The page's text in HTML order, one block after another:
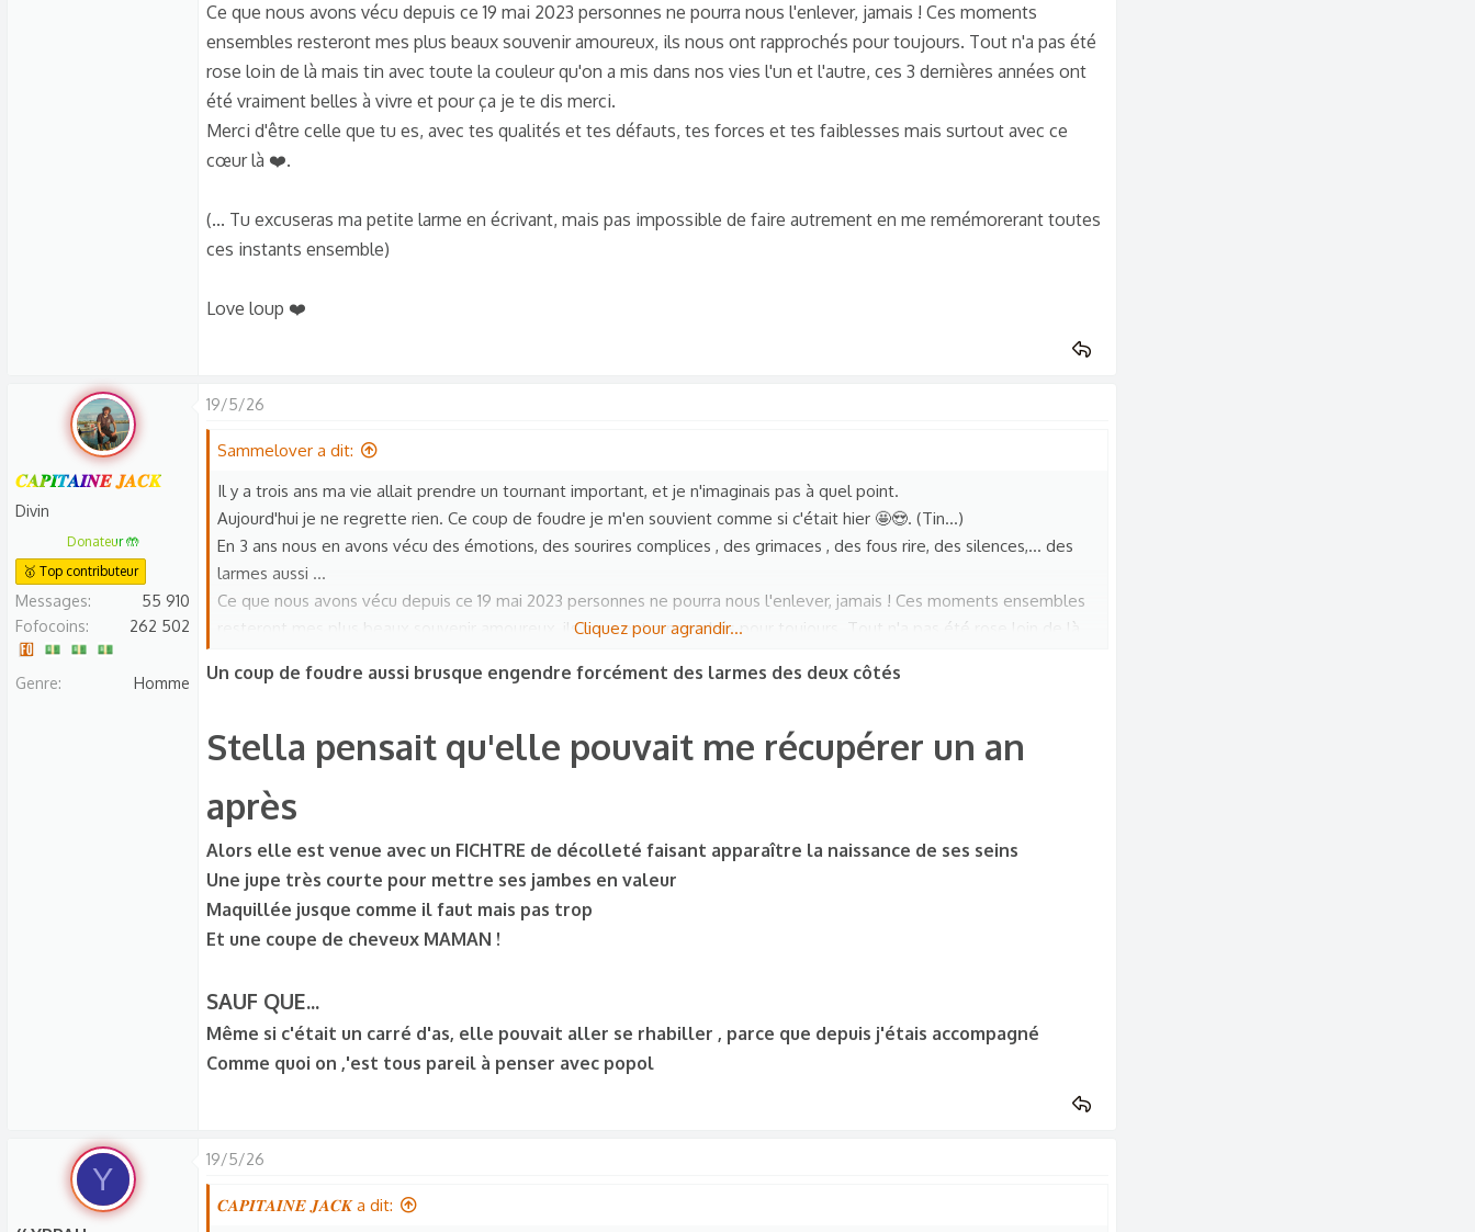
Ce que nous avons vécu depuis ce 19 mai 2023 personnes ne pourra nous l'enlever, jamais ! Ces moments
ensembles resteront mes plus beaux souvenir amoureux, ils nous ont rapprochés pour toujours. Tout n'a pas été
rose loin de là mais tin avec toute la couleur qu'on a mis dans nos vies l'un et l'autre, ces 3 dernières années ont
été vraiment belles à vivre et pour ça je te dis merci.
Merci d'être celle que tu es, avec tes qualités et tes défauts, tes forces et tes faiblesses mais surtout avec ce
cœur là ❤️.
(... Tu excuseras ma petite larme en écrivant, mais pas impossible de faire autrement en me remémorerant toutes
ces instants ensemble)
Love loup ❤️
𝑪𝑨𝑷𝑰𝑻𝑨𝑰𝑵𝑬 𝑱𝑨𝑪𝑲
Divin
Donateur 🤲
🥇 Top contributeur
Messages
55 910
Fofocoins
262 502
Genre Homme
19/5/26
Sammelover a dit:
Il y a trois ans ma vie allait prendre un tournant important, et je n'imaginais pas à quel point.
Aujourd'hui je ne regrette rien. Ce coup de foudre je m'en souvient comme si c'était hier 🤩😍. (Tin...)
En 3 ans nous en avons vécu des émotions, des sourires complices , des grimaces , des fous rire, des silences,... des
larmes aussi ...
Ce que nous avons vécu depuis ce 19 mai 2023 personnes ne pourra nous l'enlever, jamais ! Ces moments ensembles
resteront mes plus beaux souvenir amoureux, ils nous ont rapprochés pour toujours. Tout n'a pas été rose loin de là
à vivre et pour ça je te dis merci.
❤️.
(... Tu excuseras ma petite larme en écrivant, mais pas impossible de faire autrement en me remémorerant toutes
ces instants ensemble)
Love loup ❤️
Cliquez pour agrandir...
Un coup de foudre aussi brusque engendre forcément des larmes des deux côtés
Stella pensait qu'elle pouvait me récupérer un an
après
Alors elle est venue avec un FICHTRE de décolleté faisant apparaître la naissance de ses seins
Une jupe très courte pour mettre ses jambes en valeur
Maquillée jusque comme il faut mais pas trop
Et une coupe de cheveux MAMAN !
SAUF QUE...
Même si c'était un carré d'as, elle pouvait aller se rhabiller , parce que depuis j'étais accompagné
Comme quoi on ,'est tous pareil à penser avec popol
Y
19/5/26
𝑪𝑨𝑷𝑰𝑻𝑨𝑰𝑵𝑬 𝑱𝑨𝑪𝑲 a dit: